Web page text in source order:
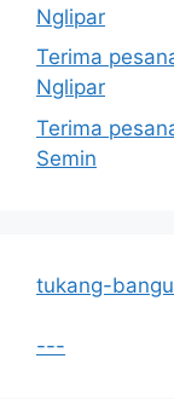
Nglipar
Terima
Nglipar
Terima
Semin
tukang-
---